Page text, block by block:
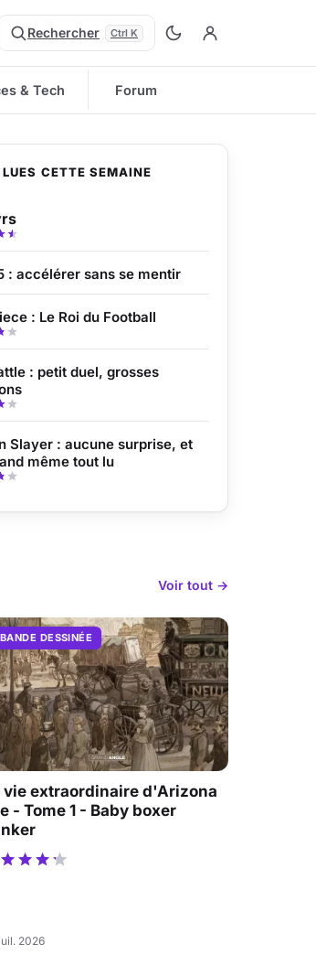
Rechercher Ctrl K
& Tech Forum
LUES CETTE SEMAINE
: accélérer sans se mentir
: Le Roi du Football
: petit duel, grosses
Slayer : aucune surprise, et
même tout lu
Voir tout →
BANDE DESSINÉE
vie extraordinaire d'Arizona
- Tome 1 - Baby boxer
2026